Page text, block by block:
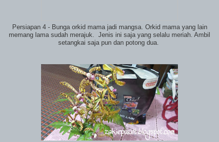
Persiapan 4 - Bunga orkid mama jadi mangsa. Orkid mama yang lain
memang lama sudah merajuk. Jenis ini saja yang selalu meriah. Ambil
setangkai saja pun dan potong dua.